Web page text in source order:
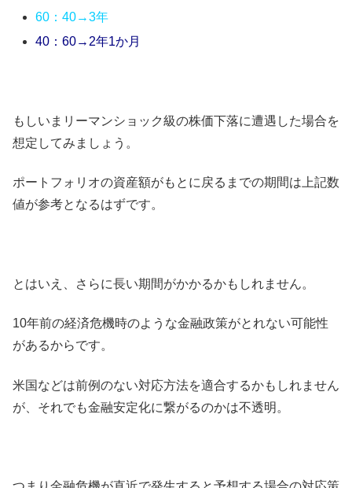
60：40→3年
40：60→2年1か月
もしいまリーマンショック級の株価下落に遭遇した場合を
想定してみましょう。
ポートフォリオの資産額がもとに戻るまでの期間は上記数
値が参考となるはずです。
とはいえ、さらに長い期間がかかるかもしれません。
10年前の経済危機時のような金融政策がとれない可能性
があるからです。
米国などは前例のない対応方法を適合するかもしれません
が、それでも金融安定化に繋がるのかは不透明。